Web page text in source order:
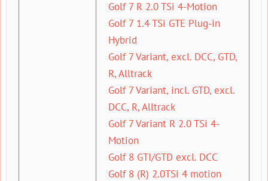
Golf 7 R 2.0 TSi 4-Motion
Golf 7 1.4 TSi GTE Plug-in
Hybrid
Golf 7 Variant, excl. DCC, GTD,
R, Alltrack
Golf 7 Variant, incl. GTD, excl.
DCC, R, Alltrack
Golf 7 Variant R 2.0 TSi 4-
Motion
Golf 8 GTI/GTD excl. DCC
Golf 8 (R) 2.0TSi 4 motion